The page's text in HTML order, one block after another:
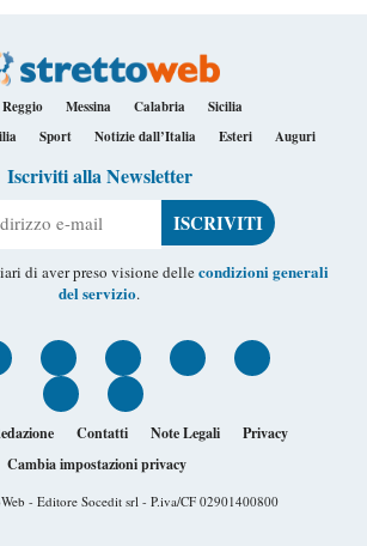
Reggio Messina Calabria
Sicilia
Sport Notizie dall’Italia Esteri Auguri
Iscriviti alla Newsletter
di aver preso visione dellecondizioni generali
del servizio.
Contatti Note Legali
Privacy
Cambia impostazioni privacy
- Editore Socedit srl - P.iva/CF 02901400800